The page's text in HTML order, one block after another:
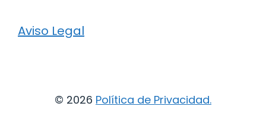
Aviso Legal
© 2026 Política de Privacidad.